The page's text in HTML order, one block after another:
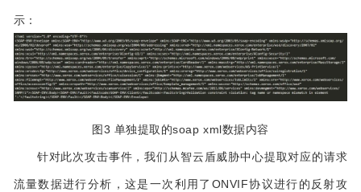
示：
图3 单独提取的soap xml数据内容
针对此次攻击事件，我们从智云盾威胁中心提取对应的请求
流量数据进行分析，这是一次利用了ONVIF协议进行的反射攻